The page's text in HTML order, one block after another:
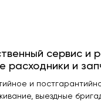
сервис и
расходники и
и
выездные